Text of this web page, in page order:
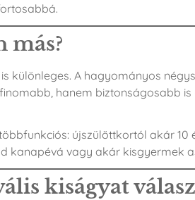
más?
különleges. A hagyományos
hanem biztonságosabb
újszülöttkortól akár 10
kanapévá vagy akár kisgyermek
kiságyat